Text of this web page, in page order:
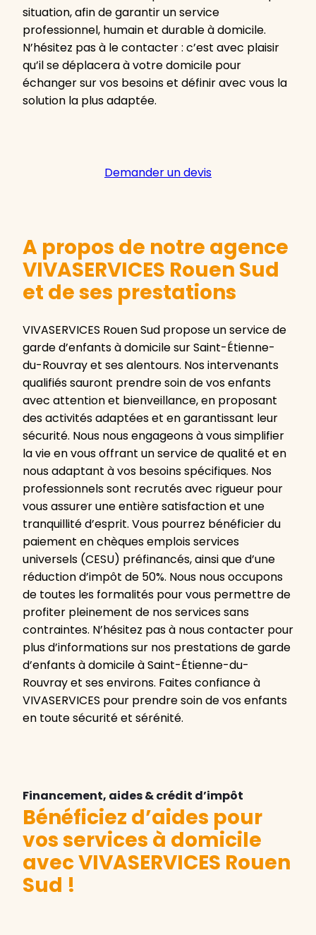
situation, afin de garantir un service
professionnel, humain et durable à domicile.
N’hésitez pas à le contacter : c’est avec plaisir
qu’il se déplacera à votre domicile pour
échanger sur vos besoins et définir avec vous la
solution la plus adaptée.
Demander un devis
A propos de notre agence
VIVASERVICES Rouen Sud
et de ses prestations
VIVASERVICES Rouen Sud propose un service de
garde d’enfants à domicile sur Saint-Étienne-
du-Rouvray et ses alentours. Nos intervenants
qualifiés sauront prendre soin de vos enfants
avec attention et bienveillance, en proposant
des activités adaptées et en garantissant leur
sécurité. Nous nous engageons à vous simplifier
la vie en vous offrant un service de qualité et en
nous adaptant à vos besoins spécifiques. Nos
professionnels sont recrutés avec rigueur pour
vous assurer une entière satisfaction et une
tranquillité d’esprit. Vous pourrez bénéficier du
paiement en chèques emplois services
universels (CESU) préfinancés, ainsi que d’une
réduction d’impôt de 50%. Nous nous occupons
de toutes les formalités pour vous permettre de
profiter pleinement de nos services sans
contraintes. N’hésitez pas à nous contacter pour
plus d’informations sur nos prestations de garde
d’enfants à domicile à Saint-Étienne-du-
Rouvray et ses environs. Faites confiance à
VIVASERVICES pour prendre soin de vos enfants
en toute sécurité et sérénité.
Financement, aides & crédit d’impôt
Bénéficiez d’aides pour
vos services à domicile
avec VIVASERVICES Rouen
Sud !